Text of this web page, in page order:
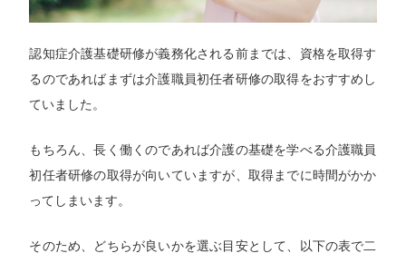
認知症介護基礎研修が義務化される前までは、資格を取得す
るのであればまずは介護職員初任者研修の取得をおすすめし
ていました。
もちろん、長く働くのであれば介護の基礎を学べる介護職員
初任者研修の取得が向いていますが、取得までに時間がかか
ってしまいます。
そのため、どちらが良いかを選ぶ目安として、以下の表で二